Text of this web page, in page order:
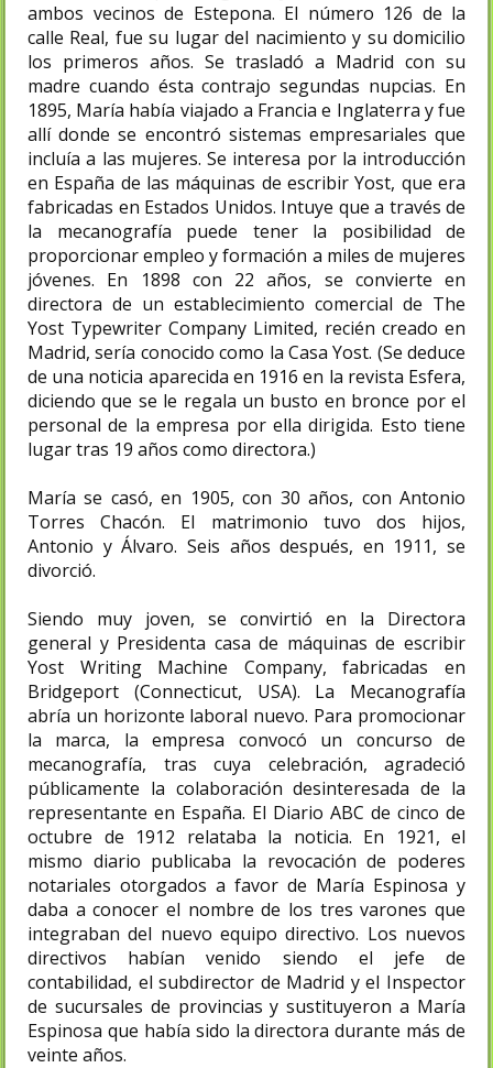
ambos vecinos de Estepona. El número 126 de la
calle Real, fue su lugar del nacimiento y su domicilio
los primeros años. Se trasladó a Madrid con su
madre cuando ésta contrajo segundas nupcias. En
1895, María había viajado a Francia e Inglaterra y fue
allí donde se encontró sistemas empresariales que
incluía a las mujeres. Se interesa por la introducción
en España de las máquinas de escribir Yost, que era
fabricadas en Estados Unidos. Intuye que a través de
la mecanografía puede tener la posibilidad de
proporcionar empleo y formación a miles de mujeres
jóvenes. En 1898 con 22 años, se convierte en
directora de un establecimiento comercial de The
Yost Typewriter Company Limited, recién creado en
Madrid, sería conocido como la Casa Yost. (Se deduce
de una noticia aparecida en 1916 en la revista Esfera,
diciendo que se le regala un busto en bronce por el
personal de la empresa por ella dirigida. Esto tiene
lugar tras 19 años como directora.)
María se casó, en 1905, con 30 años, con Antonio
Torres Chacón. El matrimonio tuvo dos hijos,
Antonio y Álvaro. Seis años después, en 1911, se
divorció​.
Siendo muy joven, se convirtió en la Directora
general y Presidenta casa de máquinas de escribir
Yost Writing Machine Company, fabricadas en
Bridgeport (Connecticut, USA)​. La Mecanografía
abría un horizonte laboral nuevo. Para promocionar
la marca, la empresa convocó un concurso de
mecanografía, tras cuya celebración, agradeció
públicamente la colaboración desinteresada de la
representante en España. El Diario ABC de cinco de
octubre de 1912 relataba la noticia. En 1921, el
mismo diario publicaba la revocación de poderes
notariales otorgados a favor de María Espinosa y
daba a conocer el nombre de los tres varones que
integraban del nuevo equipo directivo. Los nuevos
directivos habían venido siendo el jefe de
contabilidad, el subdirector de Madrid y el Inspector
de sucursales de provincias y sustituyeron a María
Espinosa que había sido la directora durante más de
veinte años.